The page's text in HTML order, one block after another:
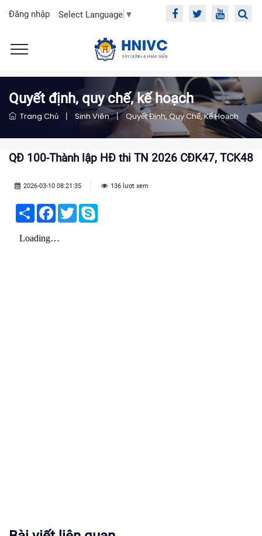
Đăng nhập Select Language ▼
Quyết định, quy chế, kế hoạch
Trang Chủ | Sinh Viên | Quyết Định, Quy Chế, Kế Hoạch
QĐ 100-Thành lập HĐ thi TN 2026 CĐK47, TCK48
2026-03-10 08:21:35 136 lượt xem
Share Facebook
Twitter